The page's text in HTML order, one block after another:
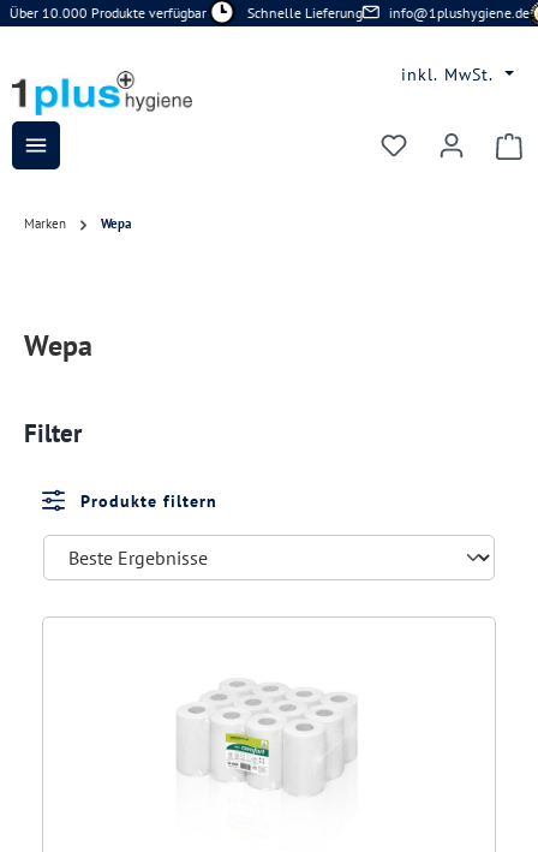
Zum Hauptinhalt springen
Über 10.000 Produkte verfügbar Schnelle Lieferung info@1plushygiene.de
inkl. MwSt.
Du hast 0
Marken Wepa
Wepa
Filter
Produkte filtern